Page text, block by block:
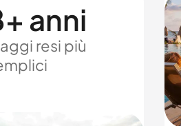
anni
resi più